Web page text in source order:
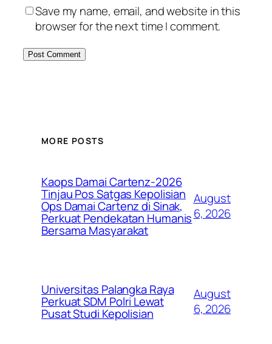
Save my name, email, and website in this
browser for the next time I comment.
MORE POSTS
Kaops Damai Cartenz-2026
Tinjau Pos Satgas Kepolisian
Ops Damai Cartenz di Sinak,
Perkuat Pendekatan Humanis
Bersama Masyarakat
August
6, 2026
Universitas Palangka Raya
Perkuat SDM Polri Lewat
Pusat Studi Kepolisian
August
6, 2026